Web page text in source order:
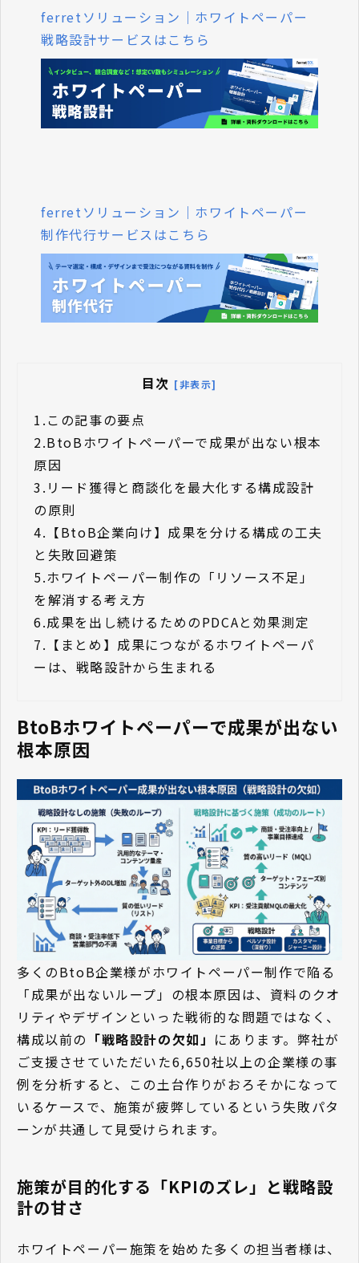
ferretソリューション｜ホワイトペーパー
戦略設計サービスはこちら
ferretソリューション｜ホワイトペーパー
制作代行サービスはこちら
目次 [非表示]
1.この記事の要点
2.BtoBホワイトペーパーで成果が出ない根本
原因
3. リード獲得と商談化を最大化する構成設計
の原則
4. 【BtoB企業向け】成果を分ける構成の工夫
と失敗回避策
5.ホワイトペーパー制作の「リソース不足」
を解消する考え方
6.成果を出し続けるためのPDCAと効果測定
7. 【まとめ】成果につながるホワイトペーパ
ーは、戦略設計から生まれる
BtoBホワイトペーパーで成果が出ない
根本原因
多くのBtoB企業様がホワイトペーパー制作で陥る
「成果が出ないループ」の根本原因は、資料のクオ
リティやデザインといった戦術的な問題ではなく、
構成以前の 「戦略設計の欠如」 にあります。弊社が
ご支援させていただいた6,650社以上の企業様の事
例を分析すると、この土台作りがおろそかになって
いるケースで、施策が疲弊しているという失敗パタ
ーンが共通して見受けられます。
施策が目的化する「KPIのズレ」と戦略設
計の甘さ
ホワイトペーパー施策を始めた多くの担当者様は、